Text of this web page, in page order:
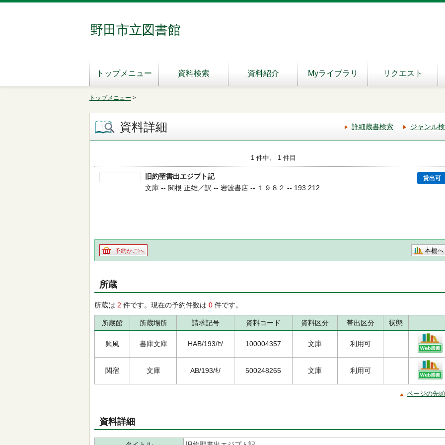
野田市立図書館
トップメニュー 資料検索 資料紹介 Myライブラリ リクエスト
トップメニュー >
資料詳細 詳細蔵書検索 ジャンル
1 件中、 1 件目
旧約聖書出エジプト記 貸出可
文庫 -- 関根 正雄／訳 -- 岩波書店 -- １９８２ -- 193.212
予約かごへ 本棚へ
所蔵
所蔵は 2 件です。現在の予約件数は 0 件です。
所蔵館 所蔵場所 請求記号 資料コード 資料区分 帯出区分 状態
興風 書庫文庫 HAB/193/ｾ/ 100004357 文庫 利用可
関宿 文庫 AB/193/ｷ/ 500248265 文庫 利用可
ページの先
資料詳細